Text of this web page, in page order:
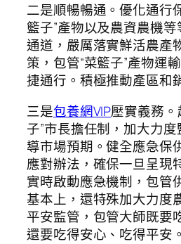
二是順暢暢通。優化通行
籃子”產物以及農資農機
通道，嚴厲落實鮮活農產
策，包管“菜籃子”產物運
捷通行。積極推動產區和
三是包養網VIP壓實義務。
子”市長擔任制，加大力
導市場預期。健全應急保
應對辦法，確保一旦呈現
實時啟動應急機制，包管
基本上，還特殊加大力度
平安監管，包管大師既要
還要吃得安心、吃得平安。